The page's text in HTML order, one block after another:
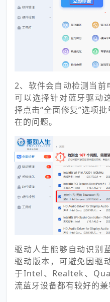
2、软件会自动检测当前
可以选择针对蓝牙驱动
择点击“全面修复”选项
在的问题。
驱动人生能够自动识别
驱动版本，可避免因驱
于Intel、Realtek、
流蓝牙设备都有较好的兼